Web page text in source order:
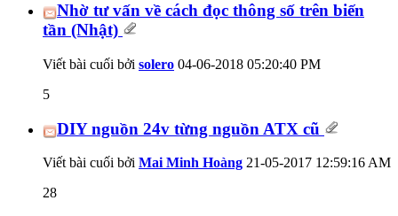
Nhờ tư vấn về cách đọc thông số trên biến
tần (Nhật)
Viết bài cuối bởi solero 04-06-2018 05:20:40 PM
5
DIY nguồn 24v từng nguồn ATX cũ
Viết bài cuối bởi Mai Minh Hoàng 21-05-2017 12:59:16 AM
28